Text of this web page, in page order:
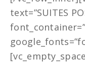
text=”SUITES